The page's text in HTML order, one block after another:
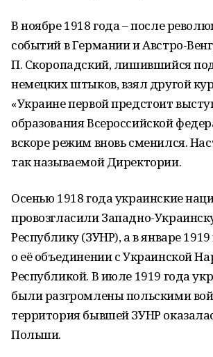
В ноябре 1918 года – после
событий в Германии и Австро-
П. Скоропадский, лишившийся
немецких штыков, взял другой
«Украине первой предстоит
образования Всероссийской
вскоре режим вновь сменился.
так называемой Директории.
Осенью 1918 года украинские
провозгласили Западно-
Республику (ЗУНР), а в январе
о её объединении с Украинской
Республикой. В июле 1919 года
были разгромлены польскими
территория бывшей ЗУНР
Польши.